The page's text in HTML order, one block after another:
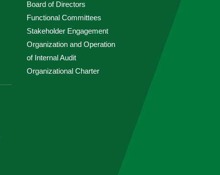
Board of Directors
Functional Committees
Stakeholder Engagement
Organization and Operation
of Internal Audit
Organizational Charter